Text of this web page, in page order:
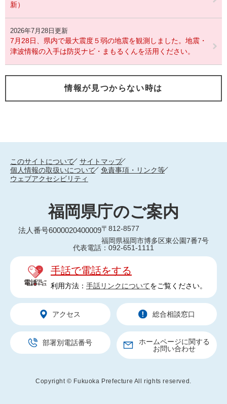
新）
2026年7月28日更新
7月28日、県内で最大震度５弱の地震を観測しました。地震・
津波情報の入手は防災ナビ・まもるくんを活用ください。
情報が見つからない時は
このサイトについて
サイトマップ
個人情報の取扱いについて
免責事項・リンク等
ウェブアクセシビリティ
福岡県庁のご案内
法人番号6000020400009〒812-8577
福岡県福岡市博多区東公園7番7号
代表電話：092-651-1111
手話で電話をする
利用方法： 手話リンクについてをご覧ください。
アクセス 総合相談窓口
部署別電話番号
ホームページに関する
お問い合わせ
Copyright © Fukuoka Prefecture All rights reserved.